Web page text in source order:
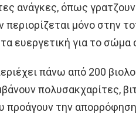
ανάγκες, όπως
περιορίζεται μόνο στην
ευεργετική για το
πάνω από 200
πολυσακχαρίτες,
προάγουν την